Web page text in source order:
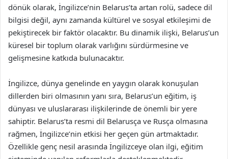
dönük olarak, İngilizce’nin Belarus’ta artan rolü, sadece dil
bilgisi değil, aynı zamanda kültürel ve sosyal etkileşimi de
pekiştirecek bir faktör olacaktır. Bu dinamik ilişki, Belarus’un
küresel bir toplum olarak varlığını sürdürmesine ve
gelişmesine katkıda bulunacaktır.
İngilizce, dünya genelinde en yaygın olarak konuşulan
dillerden biri olmasının yanı sıra, Belarus’un eğitim, iş
dünyası ve uluslararası ilişkilerinde de önemli bir yere
sahiptir. Belarus’ta resmi dil Belarusça ve Rusça olmasına
rağmen, İngilizce’nin etkisi her geçen gün artmaktadır.
Özellikle genç nesil arasında İngilizceye olan ilgi, eğitim